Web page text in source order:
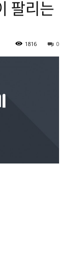
팔리는
0
1816